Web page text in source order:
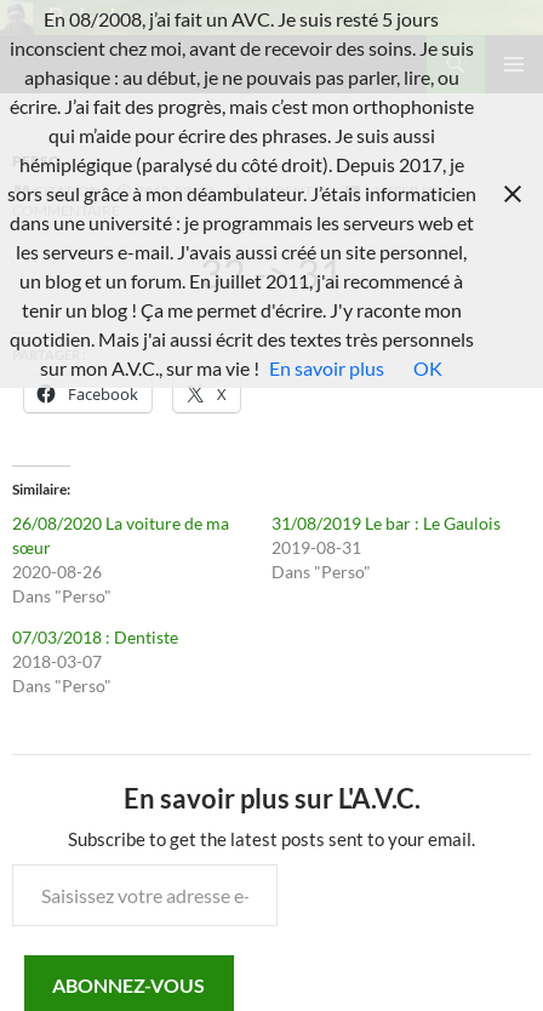
au
contenu
L'A.V.C.
Recherche
PERSO
CITATION
2018-08-10 LAURENT B.
LAISSER UN
COMMENTAIRE
32 -> 31
PARTAGER :
Facebook X
Similaire
26/08/2020 La voiture de ma
sœur
2020-08-26
Dans "Perso"
31/08/2019 Le bar : Le Gaulois
2019-08-31
Dans "Perso"
07/03/2018 : Dentiste
2018-03-07
Dans "Perso"
En savoir plus sur L'A.V.C.
Subscribe to get the latest posts sent to your email.
votre
mail…ABONNEZ-VOUS
En 08/2008, j’ai fait un AVC. Je suis resté 5 jours
inconscient chez moi, avant de recevoir des soins. Je suis
aphasique : au début, je ne pouvais pas parler, lire, ou
écrire. J’ai fait des progrès, mais c’est mon orthophoniste
qui m’aide pour écrire des phrases. Je suis aussi
hémiplégique (paralysé du côté droit). Depuis 2017, je
sors seul grâce à mon déambulateur. J’étais informaticien
dans une université : je programmais les serveurs web et
les serveurs e-mail. J'avais aussi créé un site personnel,
un blog et un forum. En juillet 2011, j'ai recommencé à
tenir un blog ! Ça me permet d'écrire. J'y raconte mon
quotidien. Mais j'ai aussi écrit des textes très personnels
sur mon A.V.C., sur ma vie ! En savoir plus OK